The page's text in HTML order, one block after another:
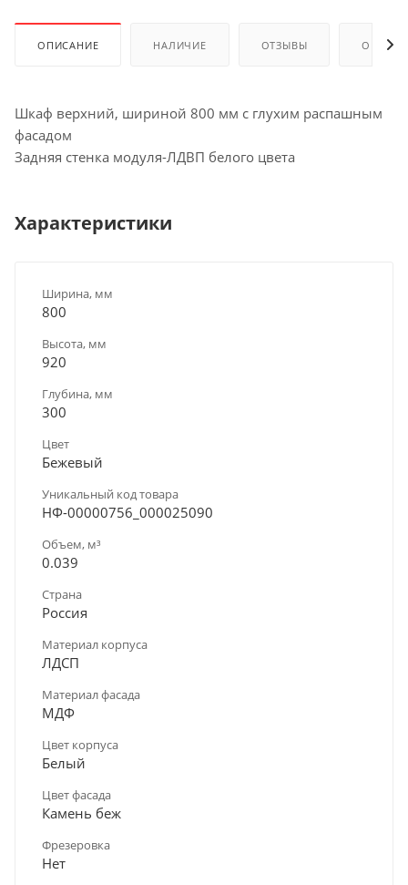
ОПИСАНИЕ НАЛИЧИЕ ОТЗЫВЫ ОПЛАТА
Шкаф верхний, шириной 800 мм с глухим распашным
фасадом
Задняя стенка модуля-ЛДВП белого цвета
Характеристики
Ширина, мм
800
Высота, мм
920
Глубина, мм
300
Цвет
Бежевый
Уникальный код товара
НФ-00000756_000025090
Объем, м³
0.039
Страна
Россия
Материал корпуса
ЛДСП
Материал фасада
МДФ
Цвет корпуса
Белый
Цвет фасада
Камень беж
Фрезеровка
Нет